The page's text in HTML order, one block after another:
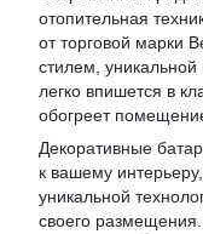
отопительная
от торговой марки
стилем,
легко впишется в
обогреет
Декоративные
к вашему
уникальной
своего